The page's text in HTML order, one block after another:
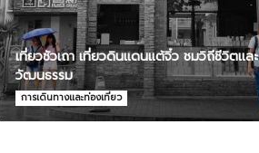
เที่ยวซัวเถา เที่ยวดินแดนแต้จิ๋ว ชมวิถีชีวิตและ
วัฒนธรรม
การเดินทางและท่องเที่ยว